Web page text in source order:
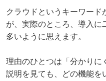
クラウドというキーワード
が、実際のところ、導入に
多いように思えます。
理由のひとつは「分かりに
説明を見ても、どの機能を